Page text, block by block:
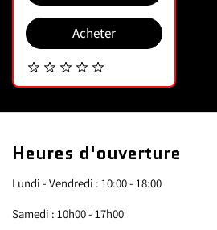
Acheter
Heures d'ouverture
Lundi - Vendredi : 10:00 - 18:00
Samedi : 10h00 - 17h00